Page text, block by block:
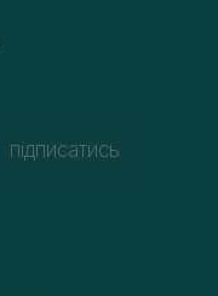
підписатись